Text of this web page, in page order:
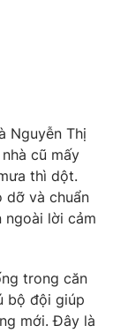
GP-BTTTT
Thắng,
Nguyễn Thị
cũ mấy
thì dột.
dỡ và chuẩn
ngoài lời cảm
trong căn
bộ đội giúp
mới. Đây là